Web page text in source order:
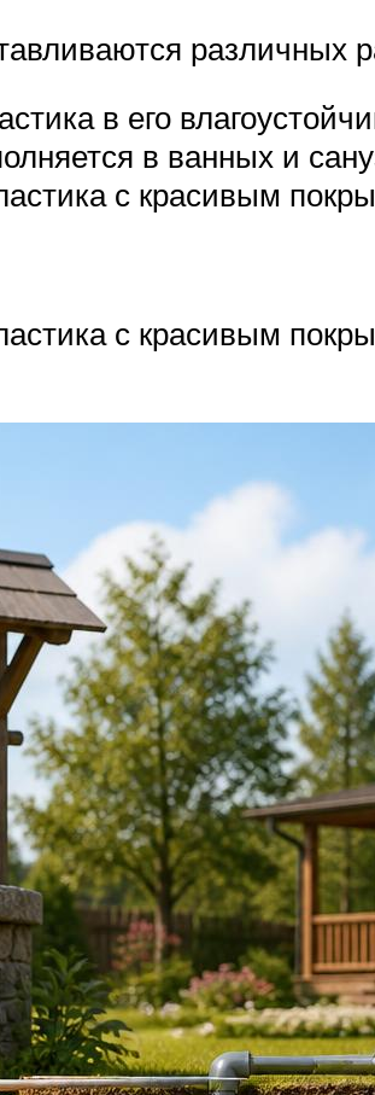
различных
в его
в ванных и
с красивым
с красивым